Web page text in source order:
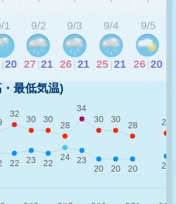
1
20
9/2
27 21
9/3
26 21
9/4
25 21
9/5
26 20
最低気温)